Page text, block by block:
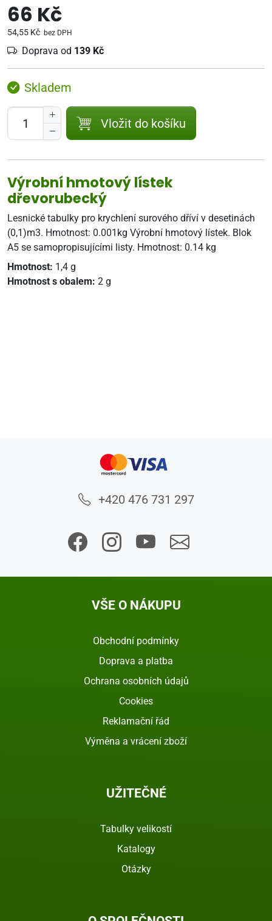
66 Kč
54,55 Kč bez DPH
Doprava od 139 Kč
Skladem
Vložit do košíku
Výrobní hmotový lístek
dřevorubecký
Lesnické tabulky pro krychlení surového dříví v desetinách
(0,1)m3. Hmotnost: 0.001kg Výrobní hmotový lístek. Blok
A5 se samopropisujícími listy. Hmotnost: 0.14 kg
Hmotnost: 1,4 g
Hmotnost s obalem: 2 g
+420 476 731 297
VŠE O NÁKUPU
Obchodní podmínky
Doprava a platba
Ochrana osobních údajů
Cookies
Reklamační řád
Výměna a vrácení zboží
UŽITEČNÉ
Tabulky velikostí
Katalogy
Otázky